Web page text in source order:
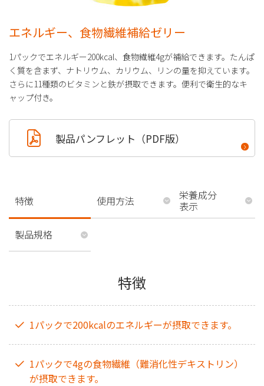
エネルギー、食物繊維補給ゼリー
1パックでエネルギー200kcal、食物繊維4gが補給できます。たんぱ
く質を含まず、ナトリウム、カリウム、リンの量を抑えています。
さらに11種類のビタミンと鉄が摂取できます。便利で衛生的なキ
ャップ付き。
製品パンフレット（PDF版）
特徴 使用方法 栄養成分
表示
製品規格
特徴
1パックで200kcalのエネルギーが摂取できます。
1パックで4gの食物繊維（難消化性デキストリン）
が摂取できます。